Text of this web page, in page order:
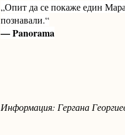
„Опит да се покаже един
познавали.“
— Panorama
Информация: Гергана